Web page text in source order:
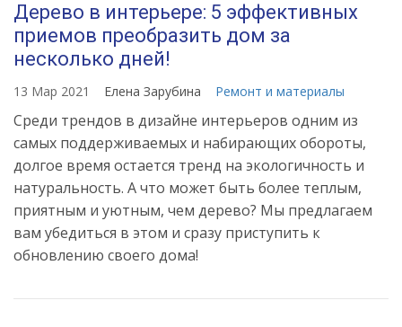
Дерево в интерьере: 5 эффективных
приемов преобразить дом за
несколько дней!
13 Мар 2021 Елена Зарубина Ремонт и материалы
Среди трендов в дизайне интерьеров одним из
самых поддерживаемых и набирающих обороты,
долгое время остается тренд на экологичность и
натуральность. А что может быть более теплым,
приятным и уютным, чем дерево? Мы предлагаем
вам убедиться в этом и сразу приступить к
обновлению своего дома!